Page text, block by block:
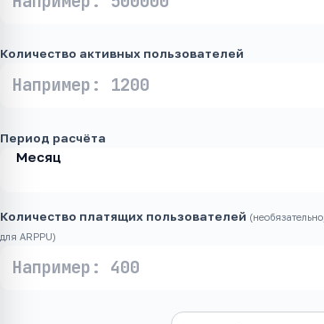
Количество активных пользователей
Период расчёта
Количество платящих пользователей (необязательно,
для ARPPU)